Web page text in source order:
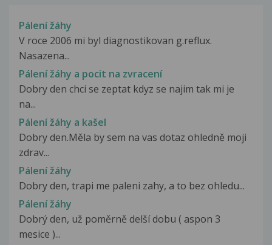
Pálení žáhy
V roce 2006 mi byl diagnostikovan g.reflux.
Nasazena...
Pálení žáhy a pocit na zvracení
Dobry den chci se zeptat kdyz se najim tak mi je
na...
Pálení žáhy a kašel
Dobry den.Měla by sem na vas dotaz ohledně moji
zdrav...
Pálení žáhy
Dobry den, trapi me paleni zahy, a to bez ohledu...
Pálení žáhy
Dobrý den, už poměrně delší dobu ( aspon 3
mesice )...